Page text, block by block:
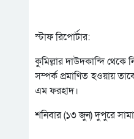
স্টাফ রিপোর্টার:
কুমিল্লার দাউদকান্দি থেকে
সম্পর্ক প্রমাণিত হওয়ায়
এম ফরহাদ।
শনিবার (১৩ জুন) দুপুরে